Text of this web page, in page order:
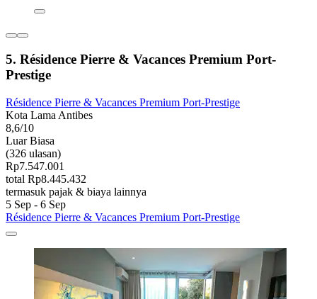
5. Résidence Pierre & Vacances Premium Port-
Prestige
Résidence Pierre & Vacances Premium Port-Prestige
Kota Lama Antibes
8,6/10
Luar Biasa
(326 ulasan)
Rp7.547.001
total Rp8.445.432
termasuk pajak & biaya lainnya
5 Sep - 6 Sep
Résidence Pierre & Vacances Premium Port-Prestige